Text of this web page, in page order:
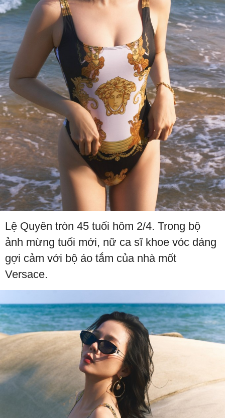
Lệ Quyên tròn 45 tuổi hôm 2/4. Trong bộ
ảnh mừng tuổi mới, nữ ca sĩ khoe vóc dáng
gợi cảm với bộ áo tắm của nhà mốt
Versace.